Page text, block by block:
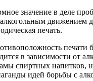
значение в деле
движением
печать.
печати
в зависимости от
спиртных напитков,
идей борьбы с